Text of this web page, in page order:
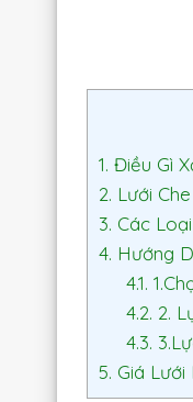
1. Điều Gì
2. Lưới
3. Các
4. Hướng
4.1.
4.2. 2.
4.3.
5. Giá Lưới